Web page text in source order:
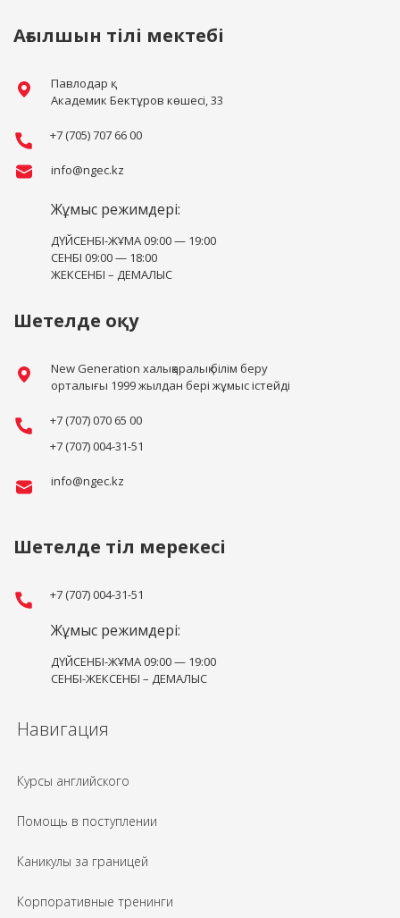
Ағылшын тілі мектебі
Павлодар қ.
Академик Бектұров көшесі, 33
+7 (705) 707 66 00
info@ngec.kz
Жұмыс режимдері:
ДҮЙСЕНБІ-ЖҰМА 09:00 — 19:00
СЕНБІ 09:00 — 18:00
ЖЕКСЕНБІ – ДЕМАЛЫС
Шетелде оқу
New Generation халықаралық білім беру
орталығы 1999 жылдан бері жұмыс істейді
+7 (707) 070 65 00
+7 (707) 004-31-51
info@ngec.kz
Шетелде тіл мерекесі
+7 (707) 004-31-51
Жұмыс режимдері:
ДҮЙСЕНБІ-ЖҰМА 09:00 — 19:00
СЕНБІ-ЖЕКСЕНБІ – ДЕМАЛЫС
Навигация
Курсы английского
Помощь в поступлении
Каникулы за границей
Корпоративные тренинги